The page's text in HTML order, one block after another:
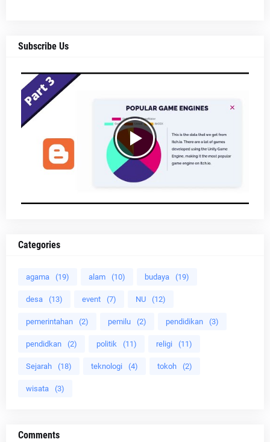
Subscribe Us
Categories
agama (19) alam (10) budaya (19)
desa (13) event (7) NU (12)
pemerintahan (2) pemilu (2) pendidikan (3)
pendidkan (2) politik (11) religi (11)
Sejarah (18) teknologi (4) tokoh (2)
wisata (3)
Comments